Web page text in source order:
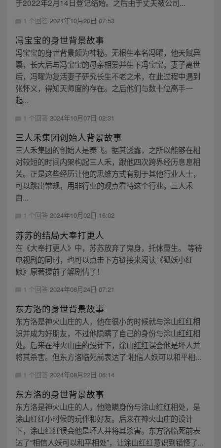
于2022年2月14日登记结婚。之后由于丈夫被公司...
1 个回答 2024年10月20日 07:53
冯宝宝的身世背景故事
冯宝宝的身世背景颇为神秘。无根生本名冯曜，他天赋异
禀，长大后与冯宝宝的母亲相爱并生下冯宝宝。妻子离世
后，冯曜为复活妻子研究长生不老之术，在此过程中遇到
张怀义，得知天师度的存在。之后他们与数十位高手一
起...
1 个回答 2024年10月07日 02:31
三人禾集团创始人背景故事
三人禾集团的创始人是秦飞。据其透露，之所以能够在相
对较短的时间内架构起三人禾，跟他四次跨界经历息息相
关。正是这些经历让他的思维方式有别于其他行业人士，
可以跳出常规，用非行业的观点看待这个行业。三人禾
自...
1 个回答 2024年10月02日 16:02
苏苏的结局大奉打更人
在《大奉打更人》中，苏苏放弃了鬼身，托体重生。 等待
电视剧的同时，也可以点击下方链接来阅读《狐妖小红
娘》原著提前了解剧情了！
1 个回答 2024年08月24日 07:21
东方洛的身世背景故事
东方洛是神火山庄的人，他在很小的时候就与涂山红红相
识并成为好朋友，不过他隐瞒了自己的身份与涂山红红相
处。后来在神火山庄的设计下，涂山红红误会他是坏人并
将其杀害。但东方洛临死前表达了“相信人妖可以和平相...
1 个回答 2024年08月22日 06:14
东方洛的身世背景故事
东方洛是神火山庄的人，他隐瞒身份与涂山红红相处，是
涂山红红小时候的玩伴和好友。后来在神火山庄的设计
下，涂山红红误会他是坏人并将其杀害。东方洛临死前表
达了“相信人妖可以和平相处”，让涂山红红意识到错怪了...